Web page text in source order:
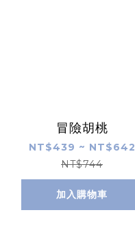
冒險胡桃
NT$439 ~ NT$642
NT$744
加入購物車